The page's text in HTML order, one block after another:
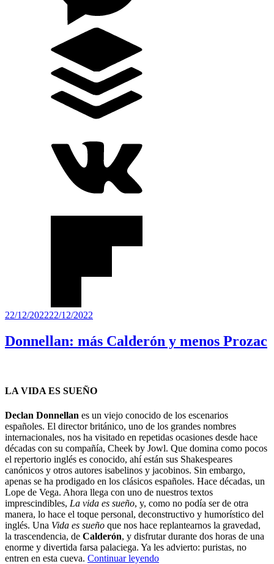
Publicado
22/12/202222/12/2022
Donnellan: más Calderón y menos Prozac
LA VIDA ES SUEÑO
Declan Donnellan es un viejo conocido de los escenarios
españoles. El director británico, uno de los grandes nombres
internacionales, nos ha visitado en repetidas ocasiones desde hace
décadas con su compañía, Cheek by Jowl. Que domina como pocos
el repertorio inglés es conocido, ahí están sus Shakespeares
canónicos y otros autores isabelinos y jacobinos. Sin embargo,
apenas se ha prodigado en los clásicos españoles. Hace décadas, un
Lope de Vega. Ahora llega con uno de nuestros textos
imprescindibles, La vida es sueño, y, como no podía ser de otra
manera, lo hace el toque personal, deconstructivo y humorístico del
inglés. Una Vida es sueño que nos hace replantearnos la gravedad,
la trascendencia, de Calderón, y disfrutar durante dos horas de una
enorme y divertida farsa palaciega. Ya les advierto: puristas, no
entren en esta cueva. Continuar leyendo“Donnellan: